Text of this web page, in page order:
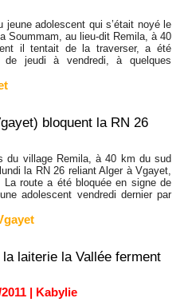
adolescent qui s’était noyé le
Soummam, au lieu-dit Remila, à 40
il tentait de la traverser, a été
jeudi à vendredi, à quelques
bloquent la RN 26
du village Remila, à 40 km du sud
la RN 26 reliant Alger à Vgayet,
route a été bloquée en signe de
adolescent vendredi dernier par
laiterie la Vallée ferment
| Kabylie